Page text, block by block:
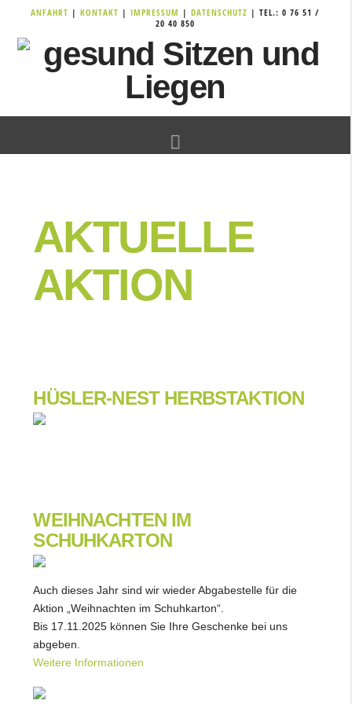
ANFAHRT |KONTAKT | IMPRESSUM |DATENSCHUTZ | TEL.: 0 76 51 /
20 40 850
AKTUELLE
AKTION
HÜSLER-NEST HERBSTAKTION
WEIHNACHTEN IM
SCHUHKARTON
Auch dieses Jahr sind wir wieder Abgabestelle für die
Aktion „Weihnachten im Schuhkarton“.
Bis 17.11.2025 können Sie Ihre Geschenke bei uns
abgeben.
Weitere Informationen